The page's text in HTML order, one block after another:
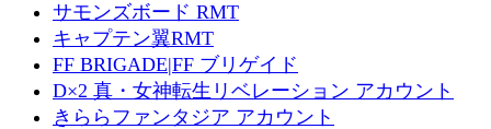
サモンズボード RMT
キャプテン翼RMT
FF BRIGADE|FF ブリゲイド
D×2 真・女神転生リベレーション アカウント
きららファンタジア アカウント